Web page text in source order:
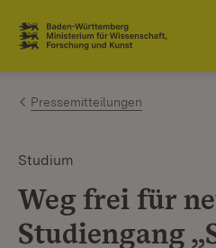
Zum Inhalt springen
Link zur Startseite
Pressemitteilungen
Studium
Weg frei für
Studiengang